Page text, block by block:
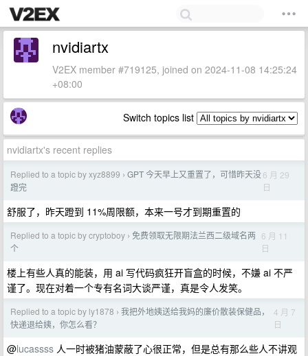
nvidiartx
V2EX member #719125, joined on 2024-11-08 14:25:24
+08:00
Switch topics list
nvidiartx's recent replies
Replied to a topic by xyz8899 › GPT 今天早上又重置了，可惜昨天没
蹬完
6 月 29
日
舒服了，昨天蹬到 11%周限额，本来一号才到期重置的
Replied to a topic by cryptoboy › 免费领取无限期法兰西二级域名两
个
6 月 11
日
楼上有些人真的能装，用 ai 写代码疯狂开盲盒的时候，不嫌 ai 不严
谨了。现在对着一个专有名词大谈严谨，真是令人发笑。
Replied to a topic by ly1878 › 我把外地姨送给我妈的廉价散装保健品，
快递退给姨，你怎么看？
4 月 7
日
@lucassss 人一时被猪油蒙蔽了心很正常，但是总有那么些人不讲观